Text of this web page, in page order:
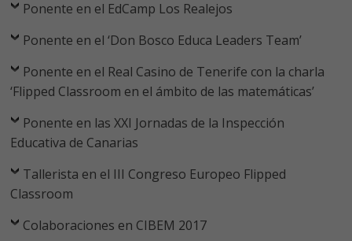
Ponente en el EdCamp Los Realejos
Ponente en el ‘Don Bosco Educa Leaders Team’
Ponente en el Real Casino de Tenerife con la charla
‘Flipped Classroom en el ámbito de las matemáticas’
Ponente en las XXI Jornadas de la Inspección
Educativa de Canarias
Tallerista en el III Congreso Europeo Flipped
Classroom
Colaboraciones en CIBEM 2017